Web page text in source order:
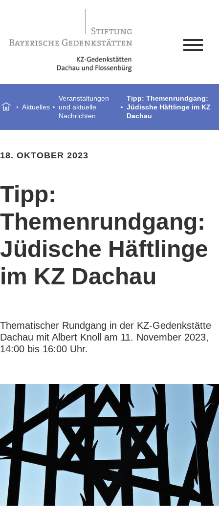
Aktuelles
Veranstaltungen
und aktuelle
Nachrichten
Tipp: Themenrundgang:
Jüdische Häftlinge im KZ
Dachau
18. OKTOBER 2023
Tipp:
Themenrundgang:
Jüdische Häftlinge
im KZ Dachau
Thematischer Rundgang in der KZ-Gedenkstätte
Dachau mit Albert Knoll am 11. November 2023,
14:00 bis 16:00 Uhr.